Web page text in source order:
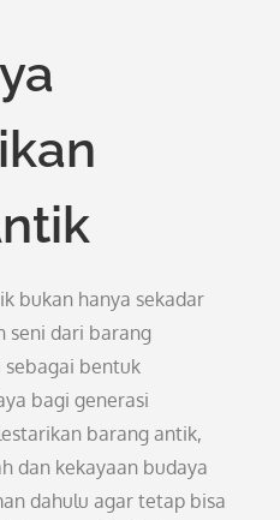
bukan hanya sekadar
seni dari barang
bentuk
bagi generasi
barang antik,
dan kekayaan budaya
dahulu agar tetap bisa